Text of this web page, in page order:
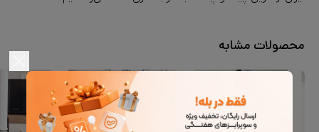
محصولات مشابه